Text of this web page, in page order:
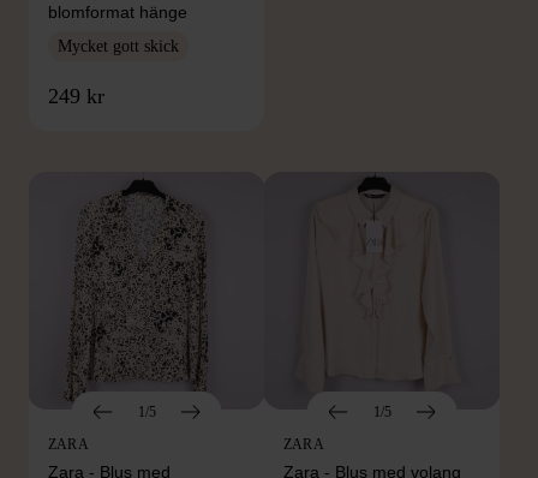
blomformat hänge
Mycket gott skick
249 kr
FRÅN SAMMA VARUMÄRKE
1/5
ZARA
Zara - Blus med
1/5
ZARA
Zara - Blus med volang